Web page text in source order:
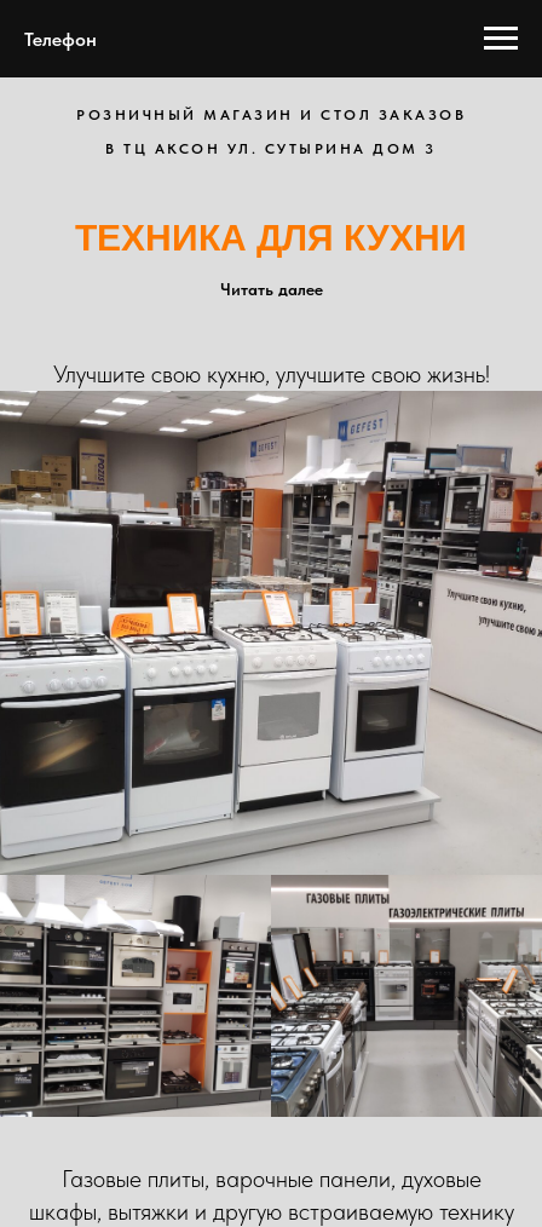
Телефон
РОЗНИЧНЫЙ МАГАЗИН И СТОЛ ЗАКАЗОВ
В ТЦ АКСОН УЛ. СУТЫРИНА ДОМ 3
ТЕХНИКА ДЛЯ КУХНИ
Читать далее
Улучшите свою кухню, улучшите свою жизнь!
Газовые плиты, варочные панели, духовые
шкафы, вытяжки и другую встраиваемую технику